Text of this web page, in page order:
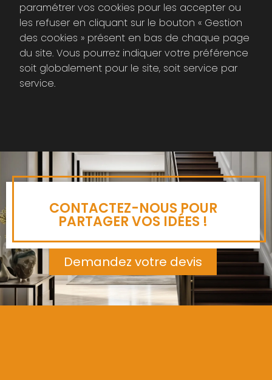
paramétrer vos cookies pour les accepter ou
les refuser en cliquant sur le bouton « Gestion
des cookies » présent en bas de chaque page
du site. Vous pourrez indiquer votre préférence
soit globalement pour le site, soit service par
service.
CONTACTEZ-NOUS POUR
PARTAGER VOS IDÉES !
Demandez votre devis